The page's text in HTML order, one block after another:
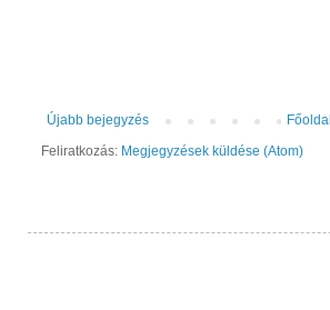
Újabb bejegyzés
Főoldal
Feliratkozás: Megjegyzések küldése (Atom)